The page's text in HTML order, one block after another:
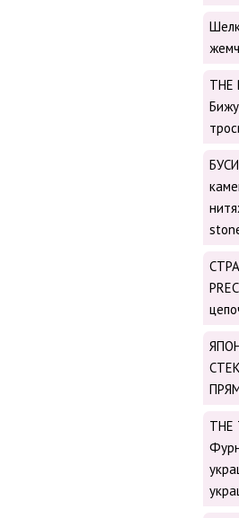
THE
THE